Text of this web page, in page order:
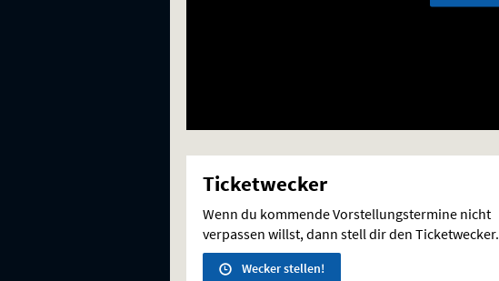
Ticketwecker
Wenn du kommende Vorstellungstermine nicht
verpassen willst, dann stell dir den Ticketwecker.
Wecker stellen!